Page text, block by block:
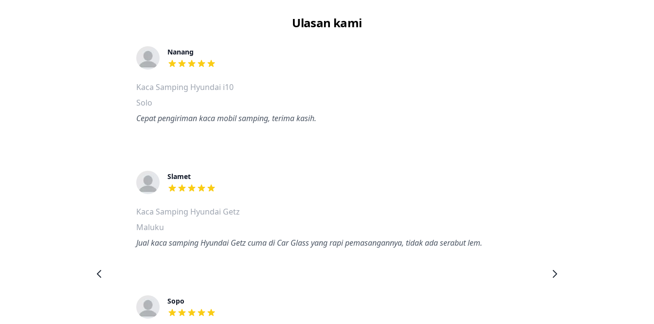
Ulasan kami
Nanang
dari ulasan adalah bintang lima
Kaca Samping Hyundai i10
Solo
Cepat pengiriman kaca mobil samping, terima kasih.
Slamet
dari ulasan adalah bintang lima
Kaca Samping Hyundai Getz
Maluku
Jual kaca samping Hyundai Getz cuma di Car Glass yang rapi pemasangannya, tidak ada serabut lem.
Sopo
dari ulasan adalah bintang lima